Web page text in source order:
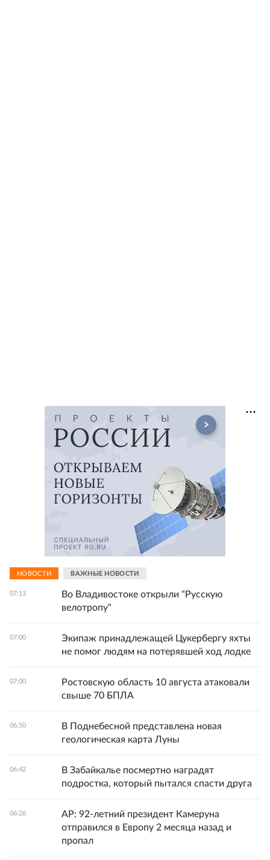
НОВОСТИ ВАЖНЫЕ НОВОСТИ
07:13
Во Владивостоке открыли "Русскую
велотропу"
07:00
Экипаж принадлежащей Цукербергу яхты
не помог людям на потерявшей ход лодке
07:00
Ростовскую область 10 августа атаковали
свыше 70 БПЛА
06:50
В Поднебесной представлена новая
геологическая карта Луны
06:42
В Забайкалье посмертно наградят
подростка, который пытался спасти друга
06:26
AP: 92-летний президент Камеруна
отправился в Европу 2 месяца назад и
пропал